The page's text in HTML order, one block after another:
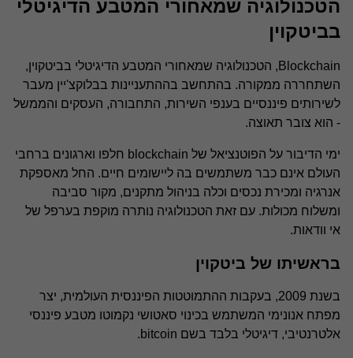
ניהול סיכונים
ביקורת חקירתית מגלה
מניעת הונאות ומעילות
ייעוץ מערכות מידע וסייבר
בלוקצ'יין ומטבעות קריפטוגרפיים
תקנות הגנת הפרטיות הישראליות GDPR / CCPA
הטכנולוגיה שמאחורי המטבע הדיגיטלי
בביטקוין
Blockchain, הטכנולוגיה שמאחורי המטבע הדיגיטלי בביטקוין,
השתחררה ממקורה. בהתחשב בההתעניינות בבלוקצ'יין מעבר
לשירותים פיננסיים בענפי השירות, התחבורה, העסקים והממשל
- הוא צובר תאוצה.
ימי הדיבור על הפוטנציאל של blockchain חלפו וארגונים ברחבי
העולם אינם כבר משתמשים בה ליישומים חיים. החל מאספקת
אנרגיה ומכירת נכסים וכלה בניהול מתקנים, מקור סביבה
ומשלוח מכולות. עם זאת הטכנולוגיה נותרה מוקפת בערפל של
אי וודאות.
בראשיתו של ביטקוין
בשנת 2009, בעקבות ההתמוטטות הפיננסית העולמית, יצר
מפתח אנונימי המשתמש בכינוי סאטושי נקמוטו מטבע פיננסי
אלטרנטיבי, דיגיטלי בלבד בשם bitcoin.